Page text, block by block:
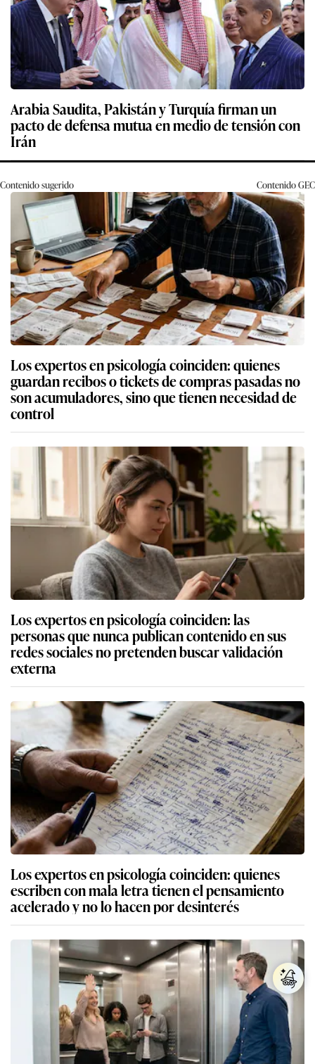
Arabia Saudita, Pakistán y Turquía firman un
pacto de defensa mutua en medio de tensión con
Irán
Contenido sugerido ContenidoGEC
Los expertos en psicología coinciden: quienes
guardan recibos o tickets de compras pasadas no
son acumuladores, sino que tienen necesidad de
control
Los expertos en psicología coinciden: las
personas que nunca publican contenido en sus
redes sociales no pretenden buscar validación
externa
Los expertos en psicología coinciden: quienes
escriben con mala letra tienen el pensamiento
acelerado y no lo hacen por desinterés